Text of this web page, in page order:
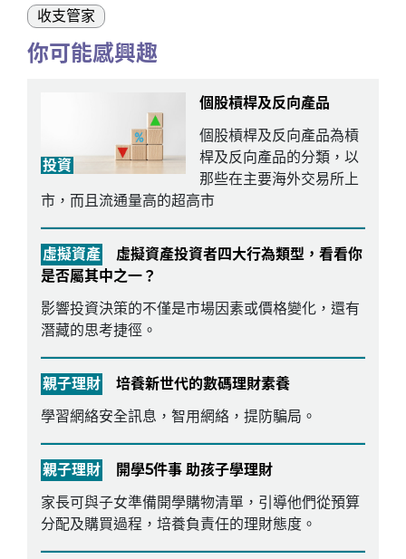
收支管家
你可能感興趣
投資
個股槓桿及反向產品
個股槓桿及反向產品為槓
桿及反向產品的分類，以
那些在主要海外交易所上
市，而且流通量高的超高市
虛擬資產
虛擬資產投資者四大行為類型，看看你
是否屬其中之一？
影響投資決策的不僅是市場因素或價格變化，還有
潛藏的思考捷徑。
親子理財
培養新世代的數碼理財素養
學習網絡安全訊息，智用網絡，提防騙局。
親子理財
開學5件事 助孩子學理財
家長可與子女準備開學購物清單，引導他們從預算
分配及購買過程，培養負責任的理財態度。